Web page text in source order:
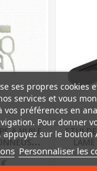
A HUILE
FKS...
ETUI
E3/
ses propres cookies
services et vous
vos préférences en
Pour donner
sur le bouton
Personnaliser les